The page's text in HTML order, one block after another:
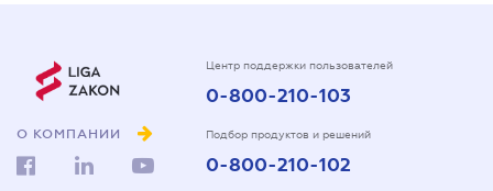
О КОМПАНИИ
Центр поддержки пользователей
0-800-210-103
Подбор продуктов и решений
0-800-210-102